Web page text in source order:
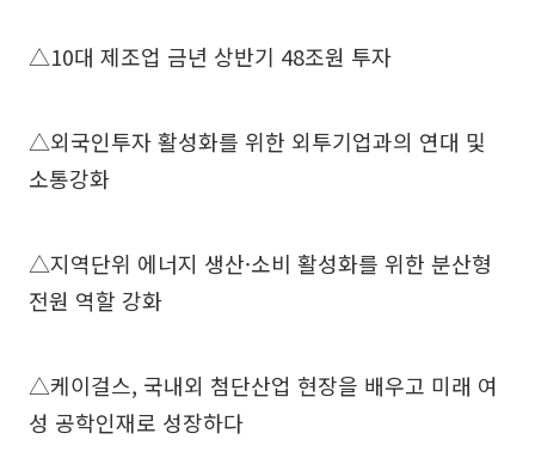
△10대 제조업 금년 상반기 48조원 투자
△외국인투자 활성화를 위한 외투기업과의 연대 및
소통강화
△지역단위 에너지 생산·소비 활성화를 위한 분산형
전원 역할 강화
△케이걸스, 국내외 첨단산업 현장을 배우고 미래 여
성 공학인재로 성장하다